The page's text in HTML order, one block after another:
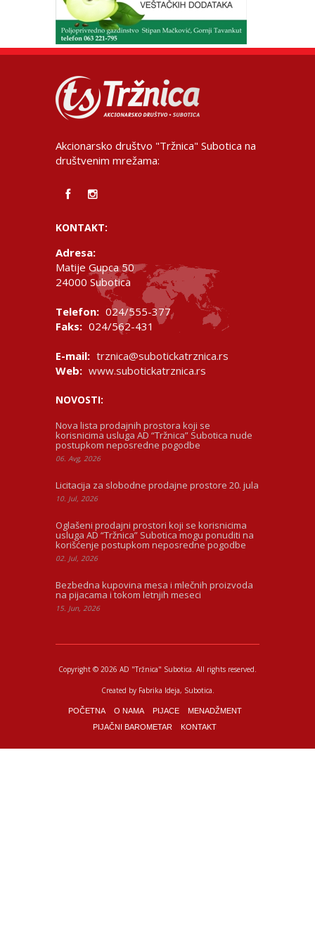
Akcionarsko društvo "Tržnica" Subotica na
društvenim mrežama:
KONTAKT:
Adresa:
Matije Gupca 50
24000 Subotica
Telefon: 024/555-377
Faks: 024/562-431
E-mail: trznica@subotickatrznica.rs
Web: www.subotickatrznica.rs
NOVOSTI:
Nova lista prodajnih prostora koji se
korisnicima usluga AD “Tržnica” Subotica nude
postupkom neposredne pogodbe
06. Avg, 2026
Licitacija za slobodne prodajne prostore 20. jula
10. Jul, 2026
Oglašeni prodajni prostori koji se korisnicima
usluga AD “Tržnica” Subotica mogu ponuditi na
korišćenje postupkom neposredne pogodbe
02. Jul, 2026
Bezbedna kupovina mesa i mlečnih proizvoda
na pijacama i tokom letnjih meseci
15. Jun, 2026
Copyright © 2026 AD "Tržnica" Subotica. All rights reserved.
Created by Fabrika Ideja, Subotica.
POČETNA O NAMA PIJACE
MENADŽMENT
PIJAČNI BAROMETAR
KONTAKT